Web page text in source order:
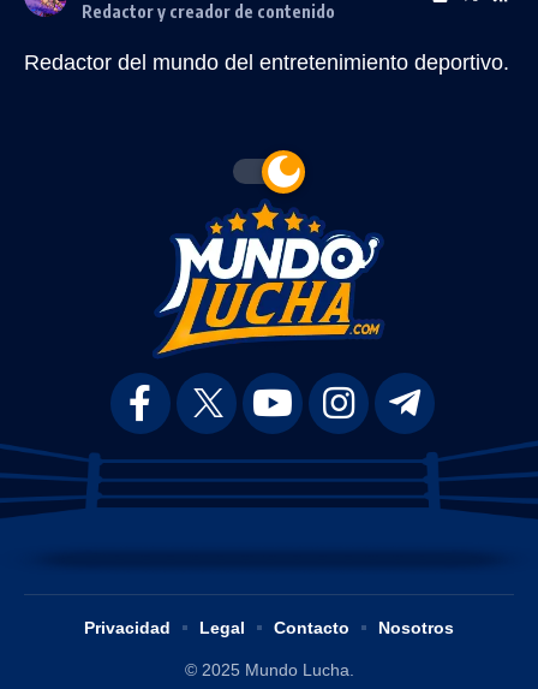
Redactor y creador de contenido
Redactor del mundo del entretenimiento deportivo.
© 2025 Mundo Lucha.
Privacidad Legal Contacto Nosotros